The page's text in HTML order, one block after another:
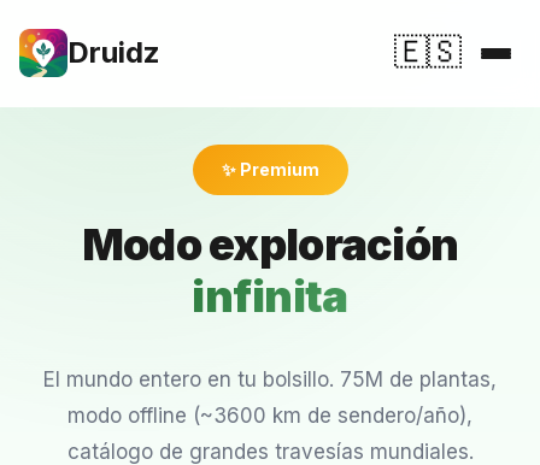
Druidz 🇪🇸
El gran atlas
Precios
FAQ
💚 Apoyar Druidz
✨ Premium
Modo exploración
infinita
El mundo entero en tu bolsillo. 75M de plantas,
modo offline (~3600 km de sendero/año),
catálogo de grandes travesías mundiales.